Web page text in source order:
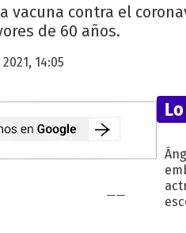
contra el
de 60 años.
14:05